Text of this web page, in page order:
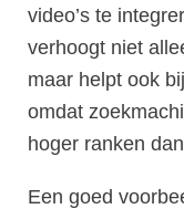
video’s te
verhoogt niet
maar helpt ook
omdat
hoger ranken
Een goed